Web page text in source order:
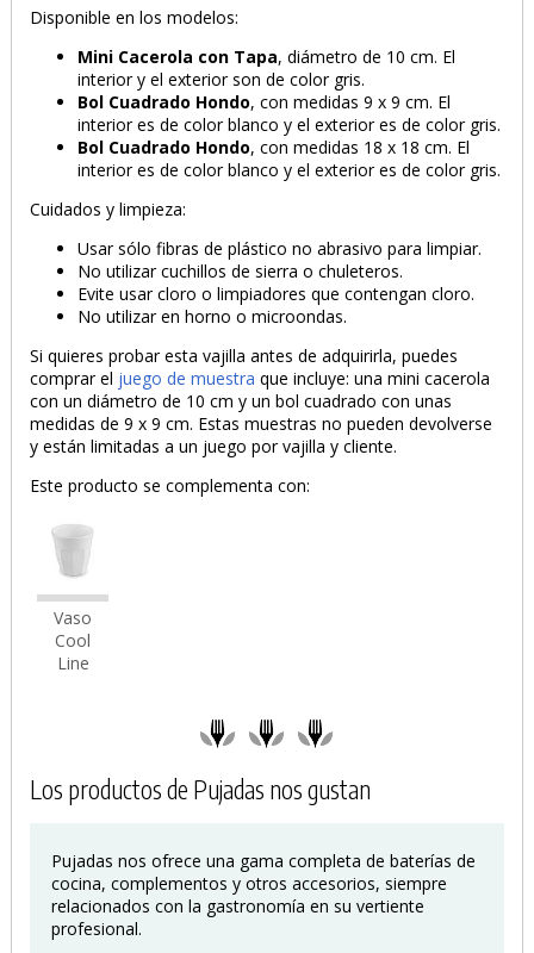
Disponible en los modelos:
Mini Cacerola con Tapa, diámetro de 10 cm. El
interior y el exterior son de color gris.
Bol Cuadrado Hondo, con medidas 9 x 9 cm. El
interior es de color blanco y el exterior es de color gris.
Bol Cuadrado Hondo, con medidas 18 x 18 cm. El
interior es de color blanco y el exterior es de color gris.
Cuidados y limpieza:
Usar sólo fibras de plástico no abrasivo para limpiar.
No utilizar cuchillos de sierra o chuleteros.
Evite usar cloro o limpiadores que contengan cloro.
No utilizar en horno o microondas.
Si quieres probar esta vajilla antes de adquirirla, puedes
comprar el juego de muestra que incluye: una mini cacerola
con un diámetro de 10 cm y un bol cuadrado con unas
medidas de 9 x 9 cm. Estas muestras no pueden devolverse
y están limitadas a un juego por vajilla y cliente.
Este producto se complementa con:
Vaso
Cool
Line
Los productos de Pujadas nos gustan
Pujadas nos ofrece una gama completa de baterías de
cocina, complementos y otros accesorios, siempre
relacionados con la gastronomía en su vertiente
profesional.